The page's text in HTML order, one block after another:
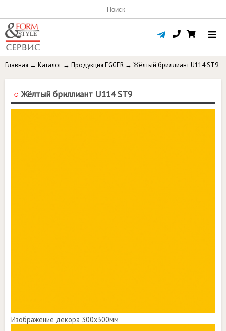
Главная → Каталог → Продукция EGGER → Жёлтый бриллиант U114 ST9
○ Жёлтый бриллиант U114 ST9
Изображение декора 300х300мм